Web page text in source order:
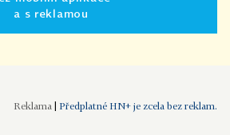
a s reklamou
Předplatné HN+ je zcela bez reklam.